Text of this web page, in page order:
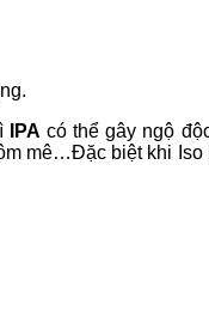
IPA có thể gây ngộ
mê…Đặc biệt khi